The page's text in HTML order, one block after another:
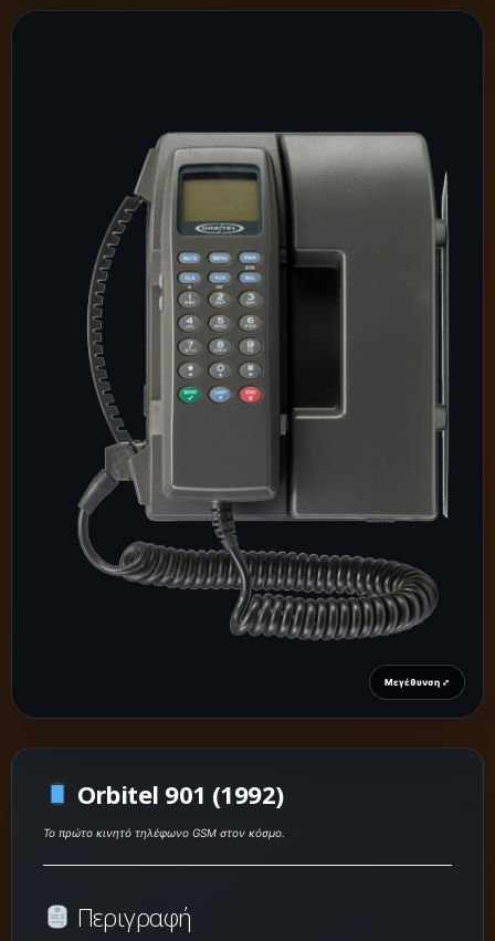
Μεγέθυνση ⤢
Orbitel 901 (1992)
Το πρώτο κινητό τηλέφωνο GSM στον κόσμο.
Περιγραφή